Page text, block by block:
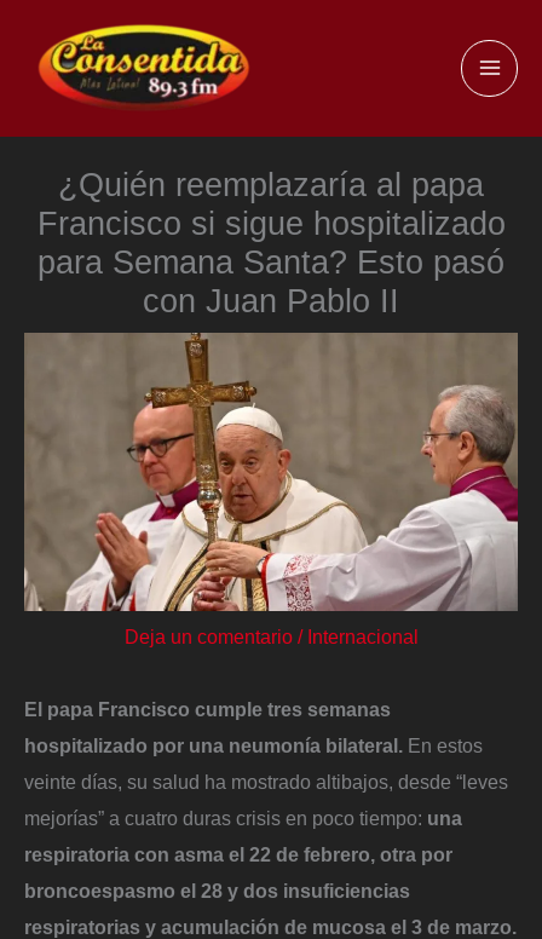
contenido
¿Quién reemplazaría al papa
Francisco si sigue hospitalizado
para Semana Santa? Esto pasó
con Juan Pablo II
Deja un comentario / Internacional
El papa Francisco cumple tres semanas
hospitalizado por una neumonía bilateral. En estos
veinte días, su salud ha mostrado altibajos, desde “leves
mejorías” a cuatro duras crisis en poco tiempo: una
respiratoria con asma el 22 de febrero, otra por
broncoespasmo el 28 y dos insuficiencias
respiratorias y acumulación de mucosa el 3 de marzo.